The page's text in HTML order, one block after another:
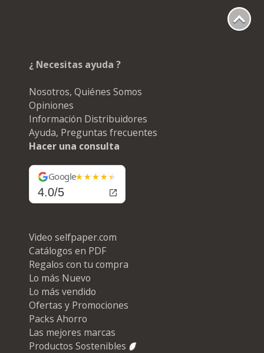
¿ Necesitas ayuda ?
Nosotros, Quiénes Somos
Opiniones
Información Distribuidores
Ayuda, Preguntas frecuentes
Hacer una consulta
Google
4.0/5
Video selfpaper.com
Catálogos en PDF
Regalos con tu compra
Lo más Nuevo
Lo más vendido
Ofertas y Promociones
Packs Ahorro
Las mejores marcas
Productos Sostenibles